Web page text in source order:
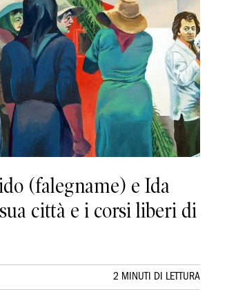
(falegname) e Ida
città e i corsi liberi di
2 MINUTI DI LETTURA